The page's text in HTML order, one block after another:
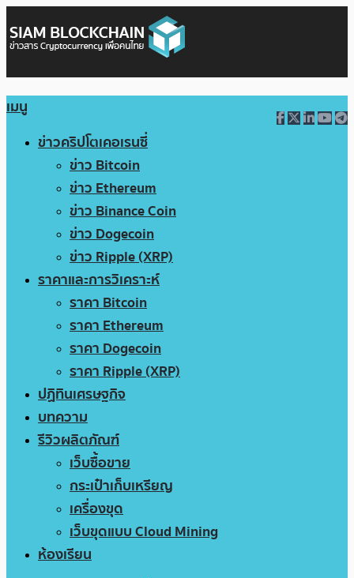
เมนู
ข่าวคริปโตเคอเรนซี่
ข่าว Bitcoin
ข่าว Ethereum
ข่าว Binance Coin
ข่าว Dogecoin
ข่าว Ripple (XRP)
ราคาและการวิเคราะห์
ราคา Bitcoin
ราคา Ethereum
ราคา Dogecoin
ราคา Ripple (XRP)
ปฏิทินเศรษฐกิจ
บทความ
รีวิวผลิตภัณฑ์
เว็บซื้อขาย
กระเป๋าเก็บเหรียญ
เครื่องขุด
เว็บขุดแบบ Cloud Mining
ห้องเรียน